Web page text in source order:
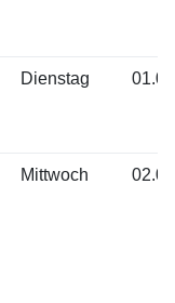
Dienstag
Mittwoch